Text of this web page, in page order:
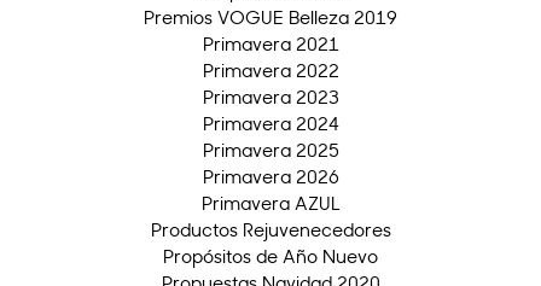
Premios VOGUE Belleza 2019
Primavera 2021
Primavera 2022
Primavera 2023
Primavera 2024
Primavera 2025
Primavera 2026
Primavera AZUL
Productos Rejuvenecedores
Propósitos de Año Nuevo